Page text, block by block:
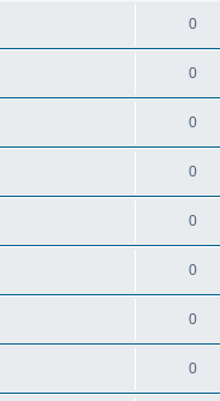
0
0
0
0
0
0
0
0